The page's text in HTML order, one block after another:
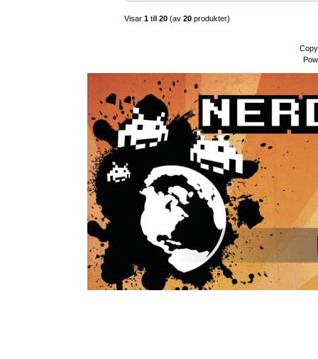
Visar 1 till 20 (av 20 produkter)